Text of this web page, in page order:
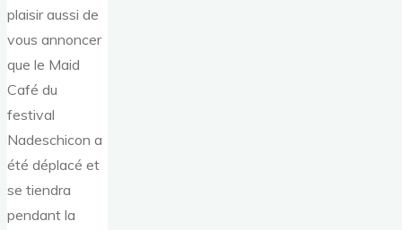
plaisir aussi de
vous annoncer
que le Maid
Café du
festival
Nadeschicon a
été déplacé et
se tiendra
pendant la